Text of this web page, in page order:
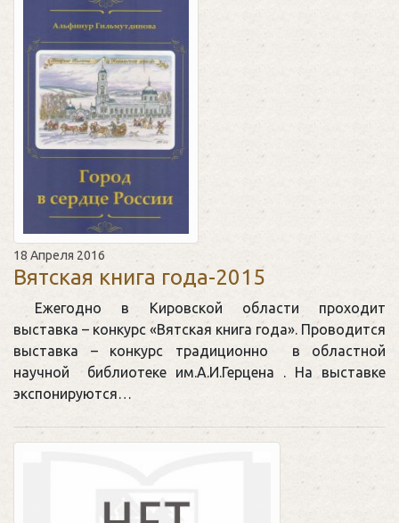
18 Апреля 2016
Вятская книга года-2015
Ежегодно в Кировской области проходит
выставка – конкурс «Вятская книга года». Проводится
выставка – конкурс традиционно в областной
научной библиотеке им.А.И.Герцена . На выставке
экспонируются…